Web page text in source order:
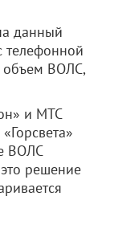
данный
телефонной
объем ВОЛС,
и МТС
ВОЛС
решение